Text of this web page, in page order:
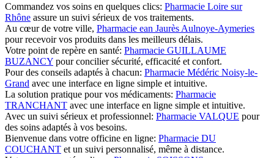
Commandez vos soins en quelques clics: Pharmacie Loire sur
Rhône assure un suivi sérieux de vos traitements.
Au cœur de votre ville, Pharmacie ean Jaurès Aulnoye-Aymeries
pour recevoir vos produits dans les meilleurs délais.
Votre point de repère en santé: Pharmacie GUILLAUME
BUZANCY pour concilier sécurité, efficacité et confort.
Pour des conseils adaptés à chacun: Pharmacie Médéric Noisy-le-
Grand avec une interface en ligne simple et intuitive.
La solution pratique pour vos médicaments: Pharmacie
TRANCHANT avec une interface en ligne simple et intuitive.
Avec un suivi sérieux et professionnel: Pharmacie VALQUE pour
des soins adaptés à vos besoins.
Bienvenue dans votre officine en ligne: Pharmacie DU
COUCHANT et un suivi personnalisé, même à distance.